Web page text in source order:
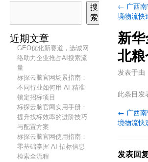
搜
索
近期文章
GEO优化新赛道，选诚网
络助力企业抢占AI搜索流
量
标探云脑官网场景指南：
不同行业如何用 AI 精准
锁定招标项目
标探云脑官网实用手册：
提升找标效率的进阶技巧
与配置方案
标探云脑官网使用指南：
零基础掌握 AI 招标信息
检索全流程
← 广西
境物流快
新
北粮
发表于由
此条目发
← 广西
境物流快
发表回复